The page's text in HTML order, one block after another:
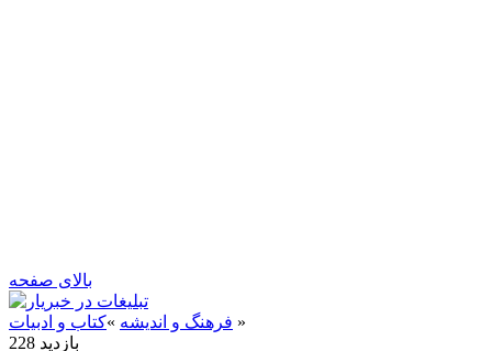
بالای صفحه
فرهنگ و اندیشه »کتاب و ادبیات
»
228 بازدید